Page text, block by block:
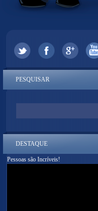
PESQUISAR
DESTAQUE
Pessoas são Incríveis!